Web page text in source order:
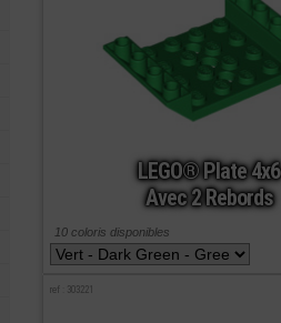
LEGO® Plate 4x6
Avec 2 Rebords
10 coloris disponibles
ref : 303221